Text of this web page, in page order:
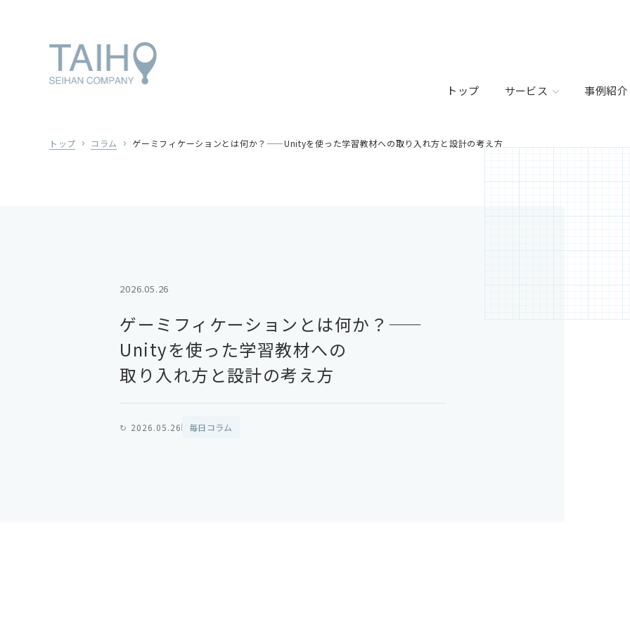
トップ サービス 事例紹介
トップ コラム ゲーミフィケーションとは何か？——Unityを使った学習教材への取り入れ方と設計の考え方
2026.05.26
ゲーミフィケーションとは何か？ ——
Unityを使った学習教材への
取り入れ方と設計の考え方
↻ 2026.05.26 毎日コラム